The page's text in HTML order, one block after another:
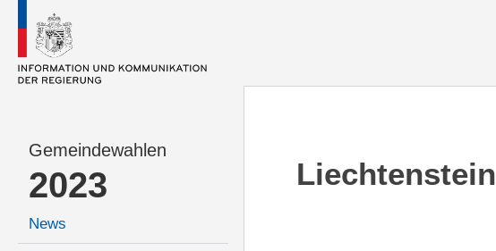
Gemeindewahlen
2023
News
Liechtenstein